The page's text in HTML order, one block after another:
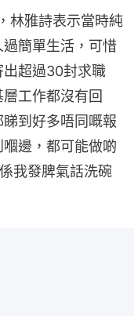
林雅詩表示當時純
簡單生活，可惜
超過30封求職
工作都沒有回
到好多唔同嘅報
邊，都可能做啲
我發脾氣話洗碗